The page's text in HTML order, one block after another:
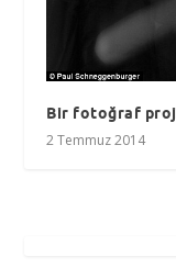
Bir fotoğraf
2 Temmuz 2014